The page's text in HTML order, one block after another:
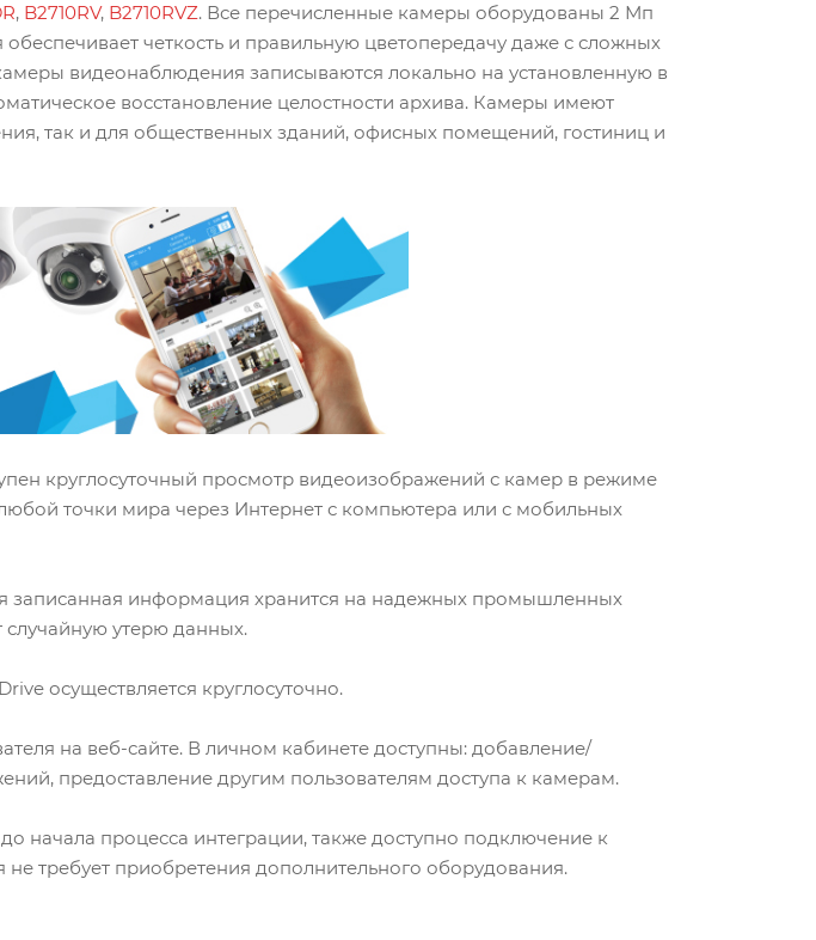
, B2710RV, B2710RVZ. Все перечисленные камеры оборудованы 2 Мп
четкость и правильную цветопередачу даже с сложных
видеонаблюдения записываются локально на установленную в
восстановление целостности архива. Камеры имеют
так и для общественных зданий, офисных помещений, гостиниц и
круглосуточный просмотр видеоизображений с камер в режиме
точки мира через Интернет с компьютера или с мобильных
записанная информация хранится на надежных промышленных
случайную утерю данных.
осуществляется круглосуточно.
на веб-сайте. В личном кабинете доступны: добавление/
предоставление другим пользователям доступа к камерам.
начала процесса интеграции, также доступно подключение к
требует приобретения дополнительного оборудования.